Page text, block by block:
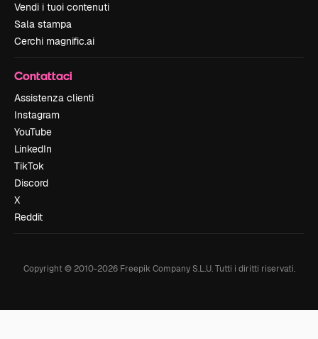
Vendi i tuoi contenuti
Sala stampa
Cerchi magnific.ai
Contattaci
Assistenza clienti
Instagram
YouTube
LinkedIn
TikTok
Discord
X
Reddit
Copyright © 2010-2026Freepik Company S.L.U. Tutti i diritti riservati.